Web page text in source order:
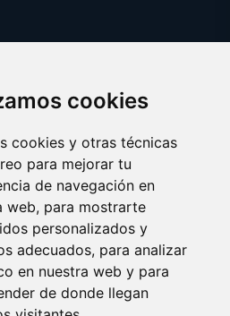
cookies
cookies y otras técnicas
para mejorar tu
de navegación en
web, para mostrarte
personalizados y
adecuados, para analizar
en nuestra web y para
de donde llegan
preferences
camaraseguridad.es